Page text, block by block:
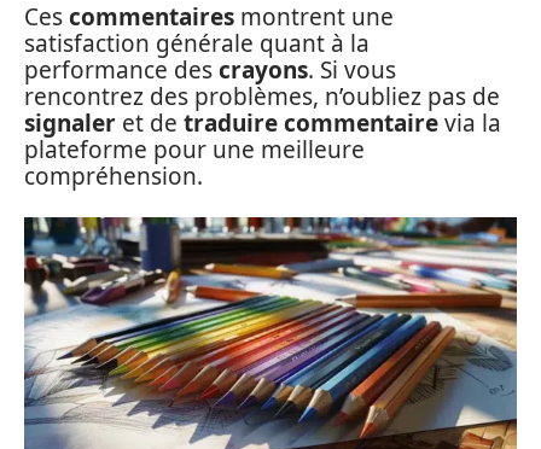
Cescommentaires montrent une
satisfaction générale quant à la
performance descrayons. Si vous
rencontrez des problèmes, n’oubliez pas de
signaler et de traduire commentairevia la
plateforme pour une meilleure
compréhension.